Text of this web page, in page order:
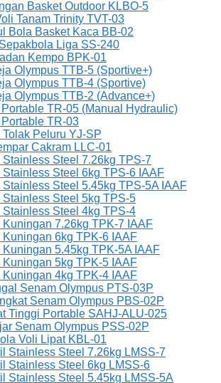
Basket Outdoor KLBO-5
Tanam Trinity TVT-03
Bola Basket Kaca BB-02
Liga SS-240
Kempo BPK-01
Olympus TTB-5 (Sportive+)
Olympus TTB-4 (Sportive)
Olympus TTB-2 (Advance+)
TR-05 (Manual Hydraulic)
TR-03
Peluru YJ-SP
Cakram LLC-01
Stainless Steel 7.26kg TPS-7
Stainless Steel 6kg TPS-6 IAAF
Stainless Steel 5.45kg TPS-5A IAAF
Stainless Steel 5kg TPS-5
Stainless Steel 4kg TPS-4
Kuningan 7.26kg TPK-7 IAAF
Kuningan 6kg TPK-6 IAAF
Kuningan 5.45kg TPK-5A IAAF
Kuningan 5kg TPK-5 IAAF
Kuningan 4kg TPK-4 IAAF
Senam Olympus PTS-03P
Senam Olympus PBS-02P
Tinggi Portable SAHJ-ALU-025
Senam Olympus PSS-02P
Voli Lipat KBL-01
Stainless Steel 7.26kg LMSS-7
Stainless Steel 6kg LMSS-6
Stainless Steel 5.45kg LMSS-5A